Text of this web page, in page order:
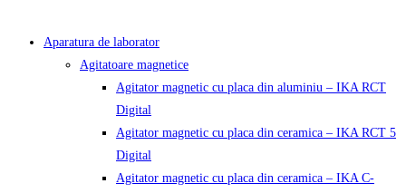
Aparatura de laborator
Agitatoare magnetice
Agitator magnetic cu placa din aluminiu – IKA RCT
Digital
Agitator magnetic cu placa din ceramica – IKA RCT 5
Digital
Agitator magnetic cu placa din ceramica – IKA C-